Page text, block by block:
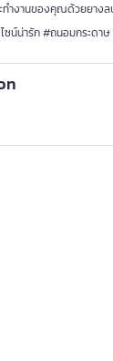
ทำงานของคุณด้วยยา
น์น่ารัก #ถนอมกระดา